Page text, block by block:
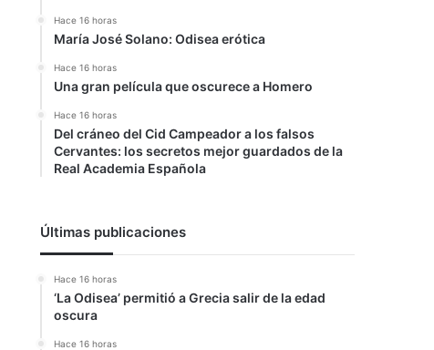
Hace 16 horas
María José Solano: Odisea erótica
Hace 16 horas
Una gran película que oscurece a Homero
Hace 16 horas
Del cráneo del Cid Campeador a los falsos
Cervantes: los secretos mejor guardados de la
Real Academia Española
Últimas publicaciones
Hace 16 horas
‘La Odisea’ permitió a Grecia salir de la edad
oscura
Hace 16 horas